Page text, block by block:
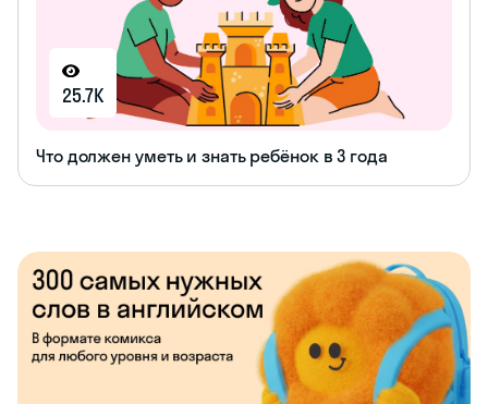
25.7K
Что должен уметь и знать ребёнок в 3 года